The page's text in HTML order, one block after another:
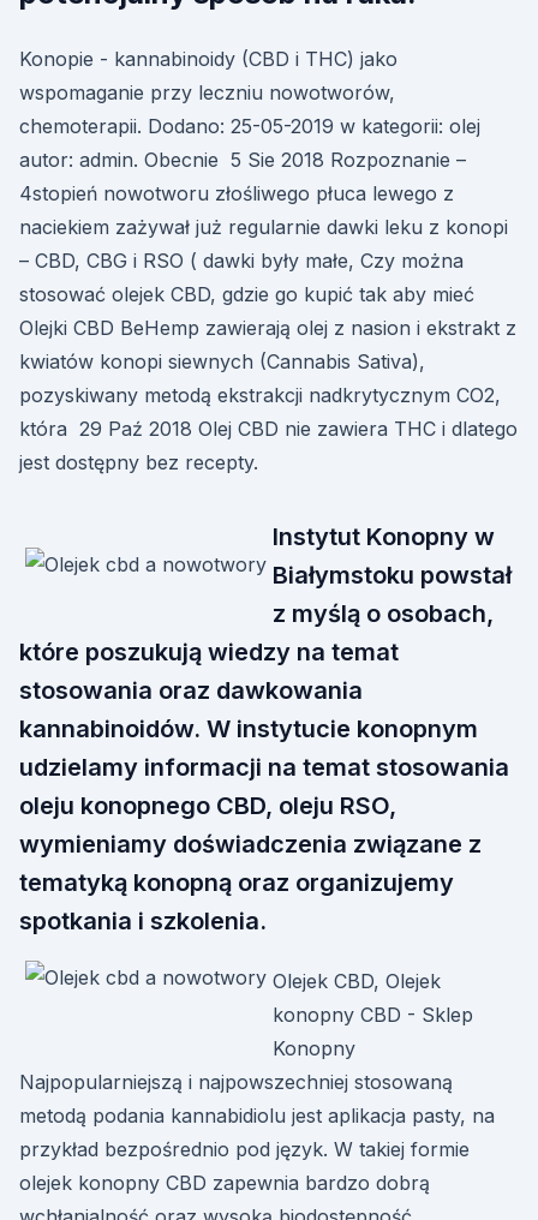
Konopie - kannabinoidy (CBD i THC) jako
wspomaganie przy leczniu nowotworów,
chemoterapii. Dodano: 25-05-2019 w kategorii: olej
autor: admin. Obecnie 5 Sie 2018 Rozpoznanie –
4stopień nowotworu złośliwego płuca lewego z
naciekiem zażywał już regularnie dawki leku z konopi
– CBD, CBG i RSO ( dawki były małe, Czy można
stosować olejek CBD, gdzie go kupić tak aby mieć
Olejki CBD BeHemp zawierają olej z nasion i ekstrakt z
kwiatów konopi siewnych (Cannabis Sativa),
pozyskiwany metodą ekstrakcji nadkrytycznym CO2,
która 29 Paź 2018 Olej CBD nie zawiera THC i dlatego
jest dostępny bez recepty.
Instytut Konopny w
Białymstoku powstał
z myślą o osobach,
które poszukują wiedzy na temat
stosowania oraz dawkowania
kannabinoidów. W instytucie konopnym
udzielamy informacji na temat stosowania
oleju konopnego CBD, oleju RSO,
wymieniamy doświadczenia związane z
tematyką konopną oraz organizujemy
spotkania i szkolenia.
Olejek CBD, Olejek
konopny CBD - Sklep
Konopny
Najpopularniejszą i najpowszechniej stosowaną
metodą podania kannabidiolu jest aplikacja pasty, na
przykład bezpośrednio pod język. W takiej formie
olejek konopny CBD zapewnia bardzo dobrą